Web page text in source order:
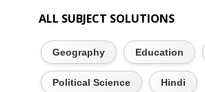
ALL SUBJECT SOLUTIONS
Geography Education
Political Science Hindi